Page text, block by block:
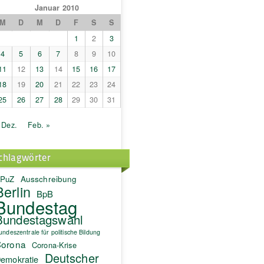
Januar 2010
M
D M D F S
S
1
2
3
4
5 6 7 8 9
10
12 13 14 15 16
17
19 20 21 22 23
24
26 27 28 29 30 31
Feb. »
Ausschreibung
BpB
für politische Bildung
Corona-Krise
Deutscher